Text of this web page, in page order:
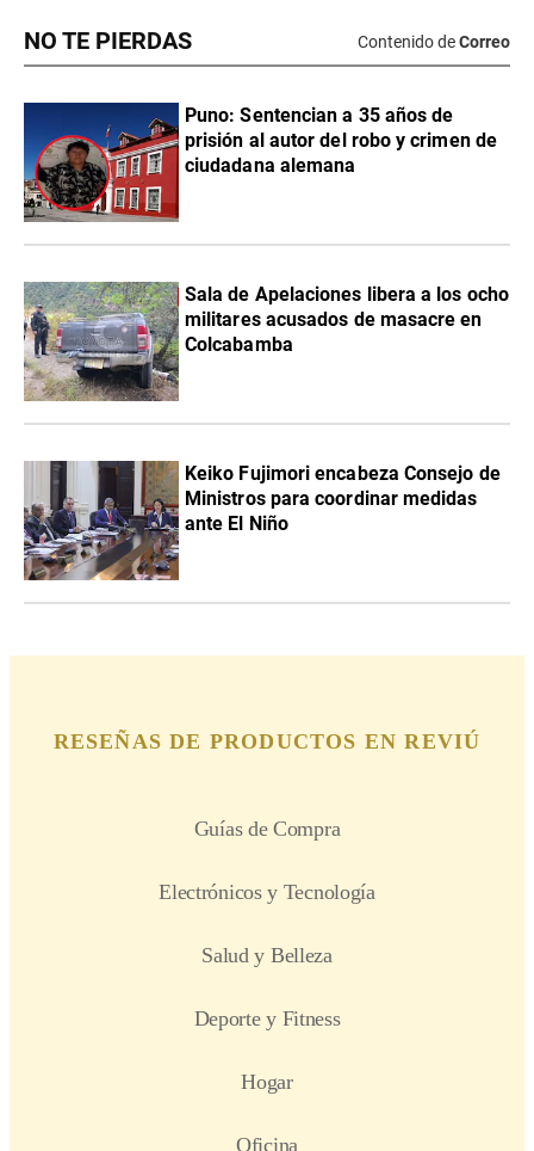
NO TE PIERDAS Contenido deCorreo
Puno: Sentencian a 35 años de
prisión al autor del robo y crimen de
ciudadana alemana
Sala de Apelaciones libera a los ocho
militares acusados de masacre en
Colcabamba
Keiko Fujimori encabeza Consejo de
Ministros para coordinar medidas
ante El Niño